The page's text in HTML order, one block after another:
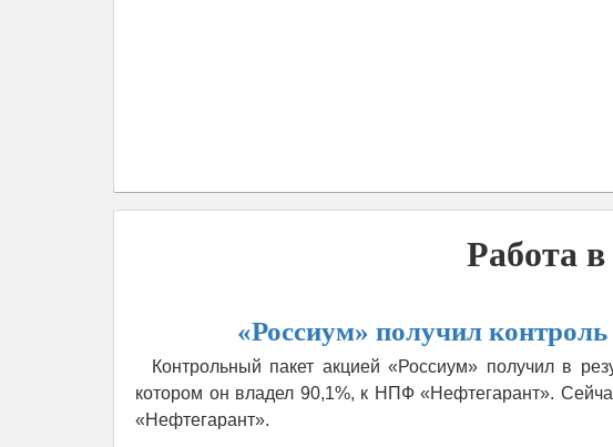
Работа
«Россиум» получил
Контрольный пакет акцией «Россиум» получил в
котором он владел 90,1%, к НПФ «Нефтегарант».
«Нефтегарант».